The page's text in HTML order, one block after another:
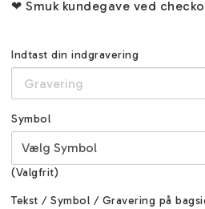
❤ Smuk kundegave ved
Indtast din indgravering
Symbol
(Valgfrit)
Tekst / Symbol / Gravering på